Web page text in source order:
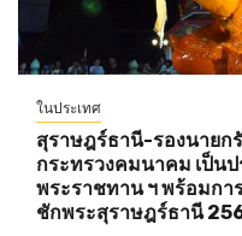
ในประเทศ
สุราษฎร์ธานี-รองนายก
กระทรวงคมนาคม เป็น
พระราชทาน ฯ พร้อมกา
ชักพระสุราษฎร์ธานี